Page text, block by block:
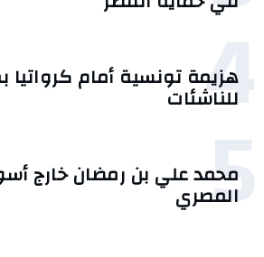
4
هزيمة تونسية أمام كرواتيا
للناشئات
5
محمد علي بن رمضان خارج
المصري